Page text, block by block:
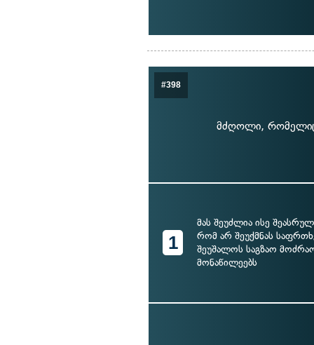
#398
მძღოლი, რომელიც
1
მას შეუძლია ისე
რომ არ შეუქმნას
შეუშალოს საგზაო
მონაწილეებს